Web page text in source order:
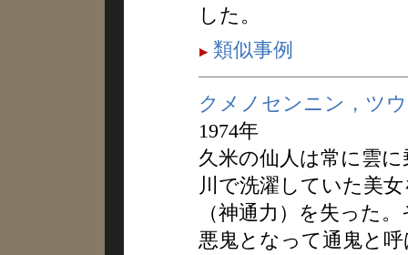
した。
類似事例
クメノセンニン，ツ
1974年
久米の仙人は常に雲
川で洗濯していた美
（神通力）を失った
悪鬼となって通鬼と